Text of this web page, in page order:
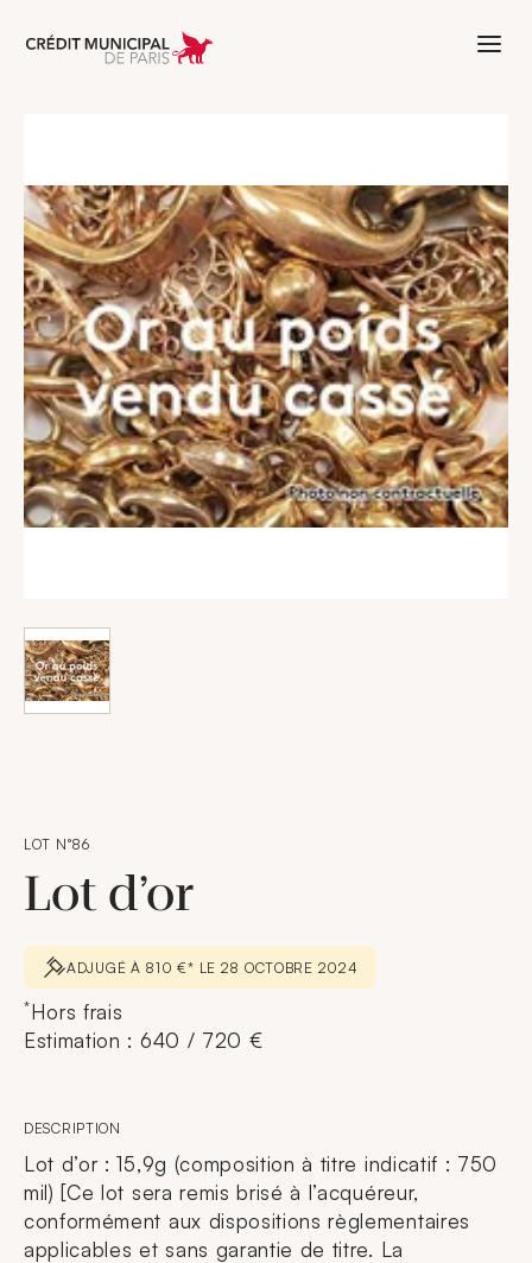
Aller à l'accueil de Crédit Municipal
LOT N°86
Lot d’or
ADJUGÉ À 810 €* LE 28 OCTOBRE 2024
*Hors frais
Estimation : 640 / 720 €
DESCRIPTION
Lot d’or : 15,9g (composition à titre indicatif : 750
mil) [Ce lot sera remis brisé à l’acquéreur,
conformément aux dispositions règlementaires
applicables et sans garantie de titre. La